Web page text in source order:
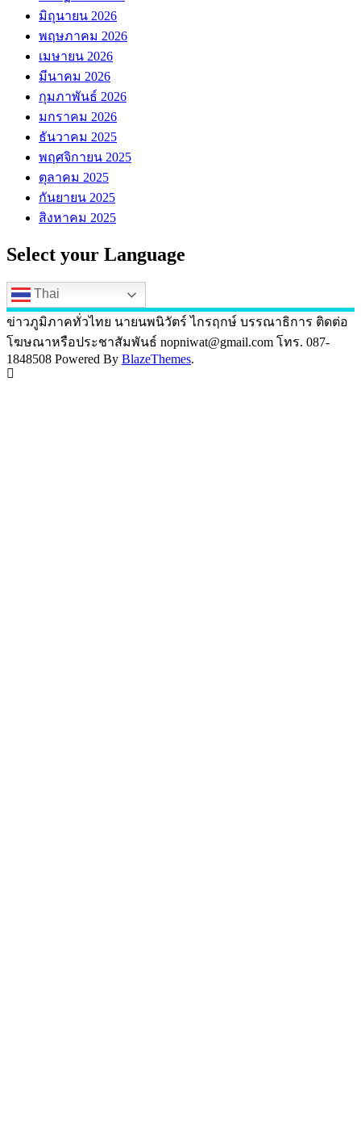
มิถุนายน 2026
พฤษภาคม 2026
เมษายน 2026
มีนาคม 2026
กุมภาพันธ์ 2026
มกราคม 2026
ธันวาคม 2025
พฤศจิกายน 2025
ตุลาคม 2025
กันยายน 2025
สิงหาคม 2025
Select your Language
Thai
ข่าวภูมิภาคทั่วไทย นายนพนิวัตร์ ไกรฤกษ์ บรรณาธิการ ติดต่อ
โฆษณาหรือประชาสัมพันธ์ nopniwat@gmail.com โทร. 087-
1848508 Powered By BlazeThemes.